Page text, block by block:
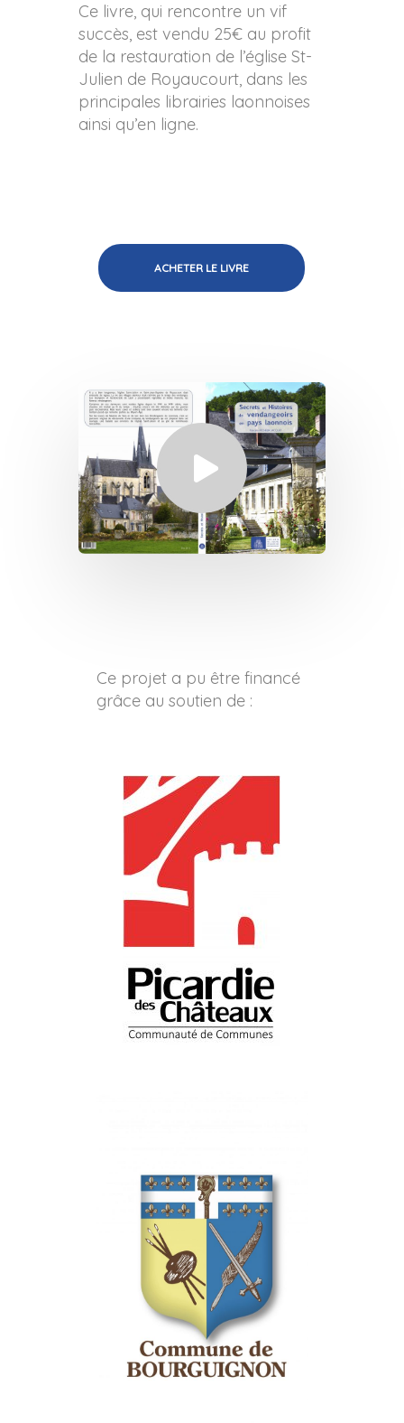
Ce livre, qui rencontre un vif
succès, est vendu 25€ au profit
de la restauration de l’église St-
Julien de Royaucourt, dans les
principales librairies laonnoises
ainsi qu’en ligne.
ACHETER LE LIVRE
Ce projet a pu être financé
grâce au soutien de :